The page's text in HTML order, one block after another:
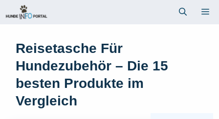
Inhalt
Reisetasche Für
Hundezubehör – Die 15
besten Produkte im
Vergleich